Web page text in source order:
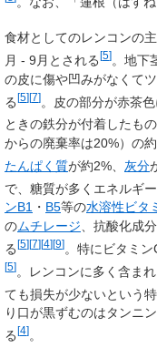
食材としてのレンコンの
月 - 9月とされる [5] 。地下
の皮に傷や凹みがなくて
る[5][7]。皮の部分が赤茶
ときの鉄分が付着したも
からの廃棄率は20%）の
たんぱく質が約2%、 灰分
で、糖質が多くエネルギ
ンB1 ・ B5等の水溶性ビタ
のムチレージ、抗酸化成
る [5][7][4][9] 。特にビタミン
[5] 。レンコンに多く含ま
ても損失が少ないという
り口が黒ずむのはタンニ
る [4] 。